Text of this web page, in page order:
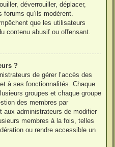
déverrouiller, déplacer,
qu’ils modèrent.
que les utilisateurs
contenu abusif ou offensant.
?
de gérer l’accès des
à ses fonctionnalités. Chaque
groupes et chaque groupe
des membres par
aux administrateurs de modifier
membres à la fois, telles
ou rendre accessible un